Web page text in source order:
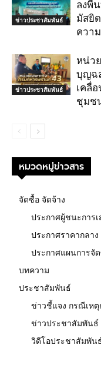
ข่าวประชาสัมพันธ์
ลงพื้
มัสยิ
ควา
ข่าวประชาสัมพันธ์
หน่ว
บุญฉ
เคลื่
ชุมช
หมวดหมู่ข่าวสาร
จัดซื้อ จัดจ้าง
ประกาศผู้ชนะการ
ประกาศราคากลาง
ประกาศแผนการจั
บทความ
ประชาสัมพันธ์
ข่าวชี้แจง กรณีเห
ข่าวประชาสัมพันธ์
วิดีโอประชาสัมพัน